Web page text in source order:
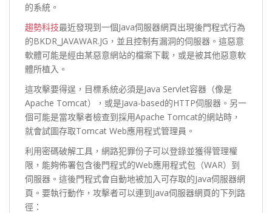
的系統。
趨勢科技最近發現到一個Java伺服器網頁出現後門程式行為
的BKDR_JAVAWAR.JG，並且控制有漏洞的伺服器。這惡意
軟體可能是經由某惡意網站的檔案下載，或是被其他惡意軟
體所植入。
這攻擊要得逞，目標系統必須是Java Servlet容器（像是
Apache Tomcat），或是Java-based的HTTP伺服器。另一
個可能是當攻擊者檢查到採用Apache Tomcat的網站時，
就會試圖存取Tomcat Web應用程式管理員。
利用密碼破解工具，網路犯罪份子可以登錄並獲得管理權
限，能夠佈署包含後門程式的Web應用程式包（WAR）到
伺服器。這後門程式會自動地被加入可存取的Java伺服器網
頁。要執行動作，攻擊者可以連到Java伺服器網頁的下列路
徑：